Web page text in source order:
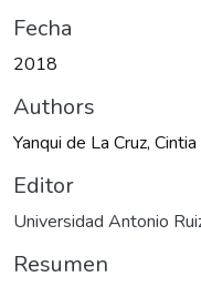
Fecha
2018
Authors
Yanqui de La Cruz, Cintia
Editor
Universidad Antonio
Resumen